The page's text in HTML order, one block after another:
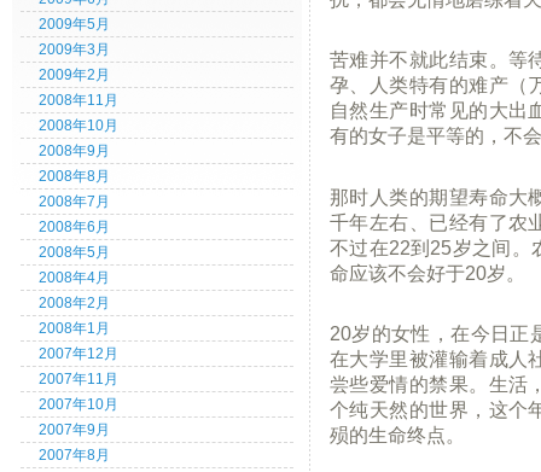
2009年5月
2009年3月
2009年2月
2008年11月
2008年10月
2008年9月
2008年8月
2008年7月
2008年6月
2008年5月
2008年4月
2008年2月
2008年1月
2007年12月
2007年11月
2007年10月
2007年9月
2007年8月
苦难并不就此结束。等
孕、人类特有的难产
自然生产时常见的大出
有的女子是平等的，不
那时人类的期望寿命大
千年左右、已经有了农
不过在22到25岁之间。
命应该不会好于20岁。
20岁的女性，在今日正
在大学里被灌输着成人
尝些爱情的禁果。生活
个纯天然的世界，这个
殒的生命终点。